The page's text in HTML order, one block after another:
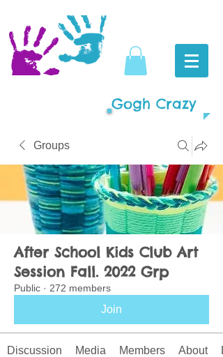
Gogh Crazy
Groups
After School Kids Club Art
Session Fall. 2022 Grp
Public · 272 members
Join
Discussion Media Members About